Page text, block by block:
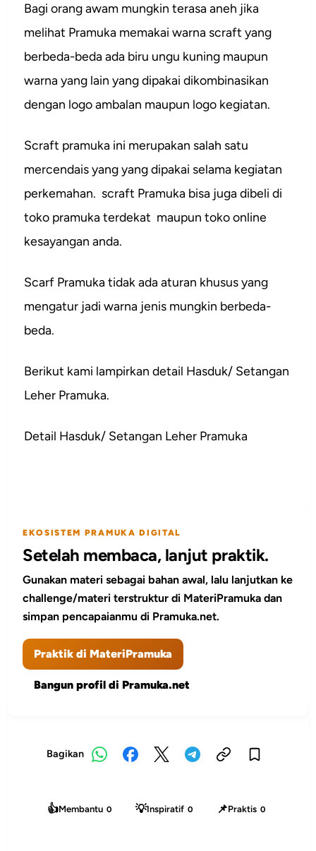
Bagi orang awam mungkin terasa aneh jika
melihat Pramuka memakai warna scraft yang
berbeda-beda ada biru ungu kuning maupun
warna yang lain yang dipakai dikombinasikan
dengan logo ambalan maupun logo kegiatan.
Scraft pramuka ini merupakan salah satu
mercendais yang yang dipakai selama kegiatan
perkemahan. scraft Pramuka bisa juga dibeli di
toko pramuka terdekat maupun toko online
kesayangan anda.
Scarf Pramuka tidak ada aturan khusus yang
mengatur jadi warna jenis mungkin berbeda-
beda.
Berikut kami lampirkan detail Hasduk/ Setangan
Leher Pramuka.
Detail Hasduk/ Setangan Leher Pramuka
EKOSISTEM PRAMUKA DIGITAL
Setelah membaca, lanjut praktik.
Gunakan materi sebagai bahan awal, lalu lanjutkan ke
challenge/materi terstruktur di MateriPramuka dan
simpan pencapaianmu di Pramuka.net.
Praktik di MateriPramuka
Bangun profil di Pramuka.net
Bagikan
👍Membantu 0 💡Inspiratif 0 📌Praktis 0